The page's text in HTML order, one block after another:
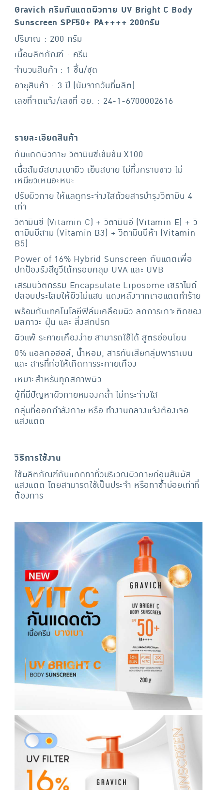
Gravich ครีมกันแดดผิวกาย UV Bright C Body
Sunscreen SPF50+ PA++++ 200กรัม
ปริมาณ : 200 กรัม
เนื้อผลิตภัณฑ์ : ครีม
จำนวนสินค้า : 1 ชิ้น/ชุด
อายุสินค้า : 3 ปี (นับจากวันที่ผลิต)
เลขที่จดแจ้ง/เลขที่ อย. : 24-1-6700002616
รายละเอียดสินค้า
กันแดดผิวกาย วิตามินซีเข้มข้น X100
เนื้อสัมผัสบางเบาผิว เย็นสบาย ไม่ทิ้งคราบขาว ไม่
เหนียวเหนอะหนะ
ปรับผิวกาย ให้แลดูกระจ่างใสด้วยสารบำรุงวิตามิน 4
เท่า
วิตามินซี (Vitamin C) + วิตามินอี (Vitamin E) + วิ
ตามินบีสาม (Vitamin B3) + วิตามินบีห้า (Vitamin
B5)
Power of 16% Hybrid Sunscreen กันแดดเพื่อ
ปกป้องรังสียูวีได้ครอบคลุม UVA และ UVB
เสริมนวัตกรรม Encapsulate Liposome เซราไมด์
ปลอบประโลมให้ผิวไม่แสบ แดงหลังจากเจอแดดทำร้าย
พร้อมกับเทคโนโลยีฟิล์มเคลือบผิว ลดการเกาะติดของ
มลภาวะ ฝุ่น และ สิ่งสกปรก
ผิวแพ้ ระคายเคืองง่าย สามารถใช้ได้ สูตรอ่อนโยน
0% แอลกอฮอล์, น้ำหอม, สารกันเสียกลุ่มพาราเบน
และ สารที่ก่อให้เกิดการระคายเคือง
เหมาะสำหรับทุกสภาพผิว
ผู้ที่มีปัญหาผิวกายหมองคล้ำ ไม่กระจ่างใส
กลุ่มที่ออกกำลังกาย หรือ ทำงานกลางแจ้งต้องเจอ
แสงแดด
วิธีการใช้งาน
ใช้ผลิตภัณฑ์กันแดดทาทั่วบริเวณผิวกายก่อนสัมผัส
แสงแดด โดยสามารถใช้เป็นประจำ หรือทาซ้ำบ่อยเท่าที่
ต้องการ